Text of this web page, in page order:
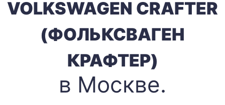
VOLKSWAGEN CRAFTER
(ФОЛЬКСВАГЕН
КРАФТЕР)
в Москве.